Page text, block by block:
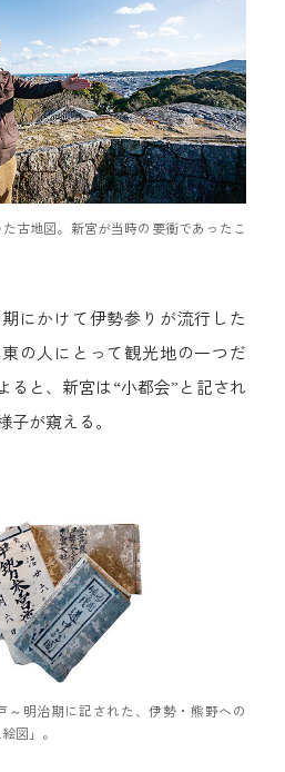
古地図。新宮が当時の要衝であったこ
にかけて伊勢参りが流行した
の人にとって観光地の一つだ
ると、新宮は“小都会”と記され
が窺える。
～明治期に記された、伊勢・熊野への
図」。